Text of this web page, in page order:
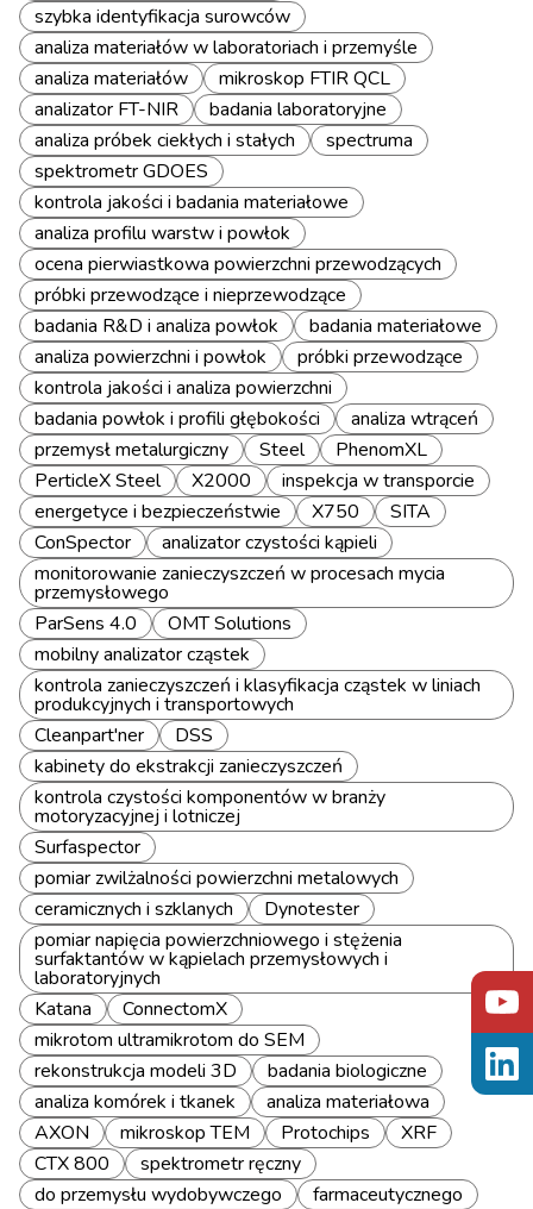
szybka identyfikacja surowców
analiza materiałów w laboratoriach i przemyśle
analiza materiałów
mikroskop FTIR QCL
analizator FT-NIR
badania laboratoryjne
analiza próbek ciekłych i stałych
spectruma
spektrometr GDOES
kontrola jakości i badania materiałowe
analiza profilu warstw i powłok
ocena pierwiastkowa powierzchni przewodzących
próbki przewodzące i nieprzewodzące
badania R&D i analiza powłok
badania materiałowe
analiza powierzchni i powłok
próbki przewodzące
kontrola jakości i analiza powierzchni
badania powłok i profili głębokości
analiza wtrąceń
przemysł metalurgiczny
Steel
PhenomXL
PerticleX Steel
X2000
inspekcja w transporcie
energetyce i bezpieczeństwie
X750
SITA
ConSpector
analizator czystości kąpieli
monitorowanie zanieczyszczeń w procesach mycia
przemysłowego
ParSens 4.0
OMT Solutions
mobilny analizator cząstek
kontrola zanieczyszczeń i klasyfikacja cząstek w liniach
produkcyjnych i transportowych
Cleanpart'ner
DSS
kabinety do ekstrakcji zanieczyszczeń
kontrola czystości komponentów w branży
motoryzacyjnej i lotniczej
Surfaspector
pomiar zwilżalności powierzchni metalowych
ceramicznych i szklanych
Dynotester
pomiar napięcia powierzchniowego i stężenia
surfaktantów w kąpielach przemysłowych i
laboratoryjnych
Katana
ConnectomX
mikrotom ultramikrotom do SEM
rekonstrukcja modeli 3D
badania biologiczne
analiza komórek i tkanek
analiza materiałowa
AXON
mikroskop TEM Protochips
XRF
CTX 800
spektrometr ręczny
do przemysłu wydobywczego
farmaceutycznego